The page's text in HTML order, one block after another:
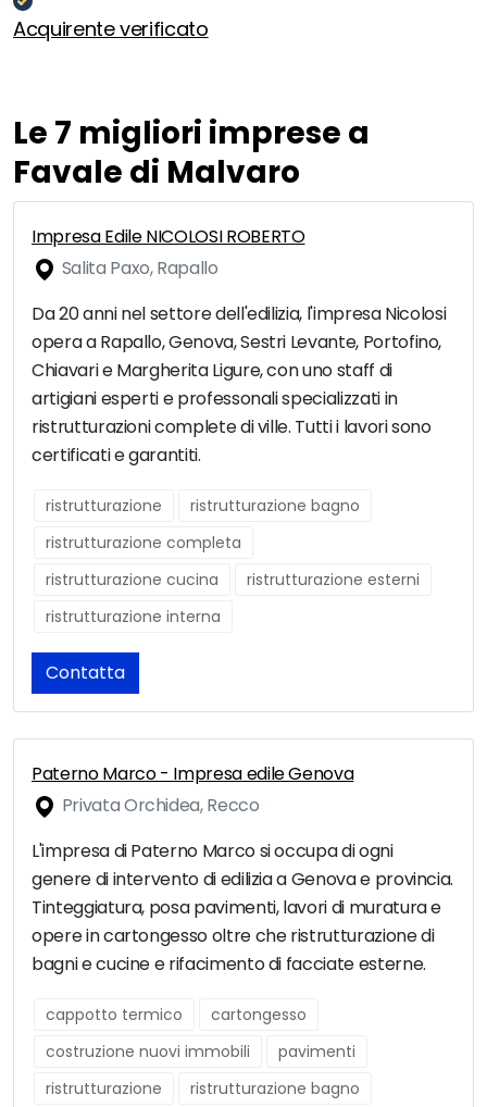
Acquirente verificato
Le 7 migliori imprese a
Favale di Malvaro
Impresa Edile NICOLOSI ROBERTO
Salita Paxo, Rapallo
Da 20 anni nel settore dell'edilizia, l'impresa Nicolosi
opera a Rapallo, Genova, Sestri Levante, Portofino,
Chiavari e Margherita Ligure, con uno staff di
artigiani esperti e professonali specializzati in
ristrutturazioni complete di ville. Tutti i lavori sono
certificati e garantiti.
ristrutturazione
ristrutturazione bagno
ristrutturazione completa
ristrutturazione cucina
ristrutturazione esterni
ristrutturazione interna
Contatta
Paterno Marco - Impresa edile Genova
Privata Orchidea, Recco
L'impresa di Paterno Marco si occupa di ogni
genere di intervento di edilizia a Genova e provincia.
Tinteggiatura, posa pavimenti, lavori di muratura e
opere in cartongesso oltre che ristrutturazione di
bagni e cucine e rifacimento di facciate esterne.
cappotto termico
cartongesso
costruzione nuovi immobili
pavimenti
ristrutturazione
ristrutturazione bagno